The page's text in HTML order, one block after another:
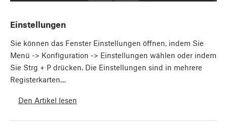
Einstellungen
Sie können das Fenster Einstellungen öffnen, indem Sie
Menü -> Konfiguration -> Einstellungen wählen oder indem
Sie Strg + P drücken. Die Einstellungen sind in mehrere
Registerkarten…
Den Artikel lesen